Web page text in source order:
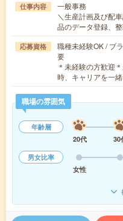
仕事内容
一般事務
＼生産計画及び配
品のデータ登録、
応募資格
職種未経験OK / ブ
要
＊未経験の方歓迎
時、キャリアを一
職場の雰囲気
年齢層
20代
30
男女比率
女性